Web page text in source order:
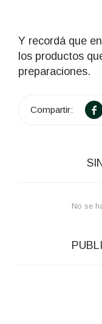
Y recordá que en
los productos
preparaciones.

No se